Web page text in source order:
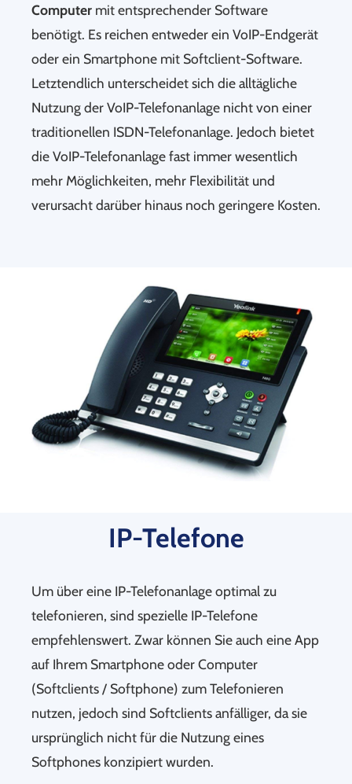
Computer mit entsprechender Software
benötigt. Es reichen entweder ein VoIP-Endgerät
oder ein Smartphone mit Softclient-Software.
Letztendlich unterscheidet sich die alltägliche
Nutzung der VoIP-Telefonanlage nicht von einer
traditionellen ISDN-Telefonanlage. Jedoch bietet
die VoIP-Telefonanlage fast immer wesentlich
mehr Möglichkeiten, mehr Flexibilität und
verursacht darüber hinaus noch geringere Kosten.
IP-Telefone
Um über eine IP-Telefonanlage optimal zu
telefonieren, sind spezielle IP-Telefone
empfehlenswert. Zwar können Sie auch eine App
auf Ihrem Smartphone oder Computer
(Softclients / Softphone) zum Telefonieren
nutzen, jedoch sind Softclients anfälliger, da sie
ursprünglich nicht für die Nutzung eines
Softphones konzipiert wurden.